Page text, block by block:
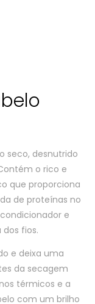
seco, desnutrido
o rico e
que proporciona
de proteínas no
e
fios.
e deixa uma
da secagem
térmicos e a
com um brilho